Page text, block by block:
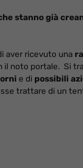
stanno già
aver ricevuto una
noto portale. Si
e di possibili
trattare di un